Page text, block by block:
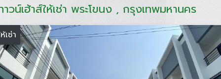
าวน์เฮ้าส์ให้เช่า พระโขนง , กรุงเทพมหานคร
เช่า